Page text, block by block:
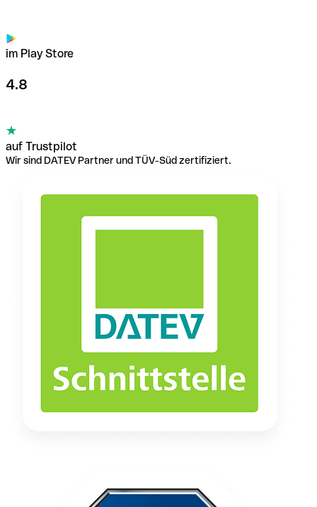
im Play Store
4.8
auf Trustpilot
Wir sind DATEV Partner und TÜV-Süd zertifiziert.